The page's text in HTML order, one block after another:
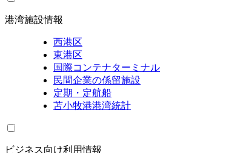
港湾施設情報
西港区
東港区
国際コンテナターミナル
民間企業の係留施設
定期・定航船
苫小牧港港湾統計
ビジネス向け利用情報